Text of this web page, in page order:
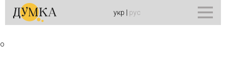
укр рус